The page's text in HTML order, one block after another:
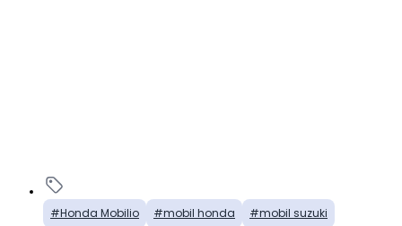
Honda Mobilio mobil honda
mobil suzuki